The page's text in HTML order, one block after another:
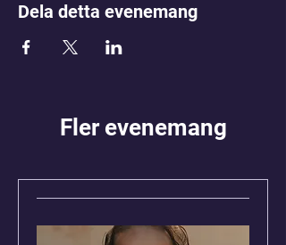
Dela detta evenemang
Fler evenemang